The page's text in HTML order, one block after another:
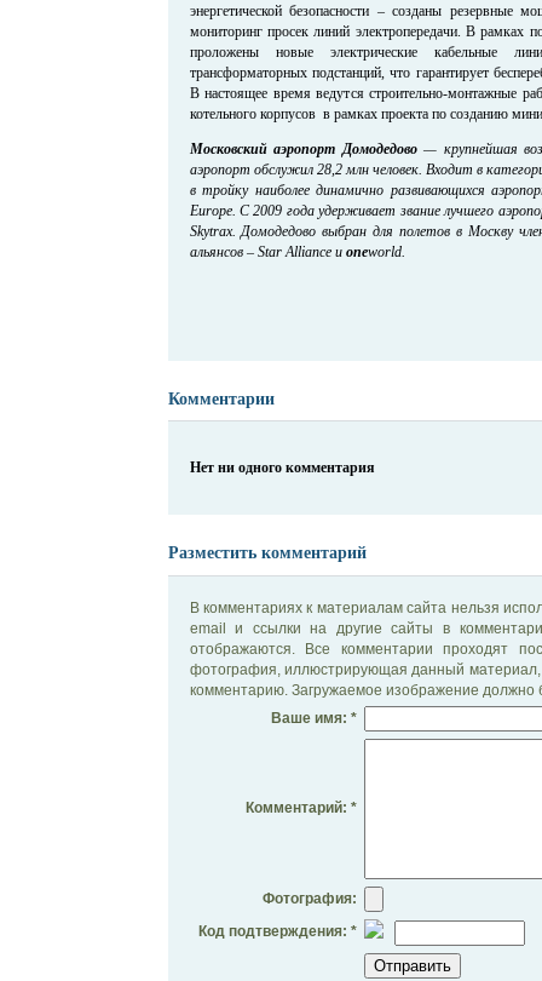
энергетической безопасности – созданы резервные
мониторинг просек линий электропередачи. В рамках
проложены новые электрические кабельные
трансформаторных подстанций, что гарантирует
В настоящее время ведутся строительно-монтажные
котельного корпусов в рамках проекта по созданию
Московский аэропорт Домодедово— крупнейшая
аэропорт обслужил 28,2 млн человек. Входит в
в тройку наиболее динамично развивающихся
Europe. С 2009 года удерживает звание лучшего
Skytrax. Домодедово выбран для полетов в Москву
альянсов – Star Alliance иoneworld.
Комментарии
Нет ни одного комментария
Разместить комментарий
В комментариях к материалам сайта нельзя
email и ссылки на другие сайты в
отображаются. Все комментарии проходят
фотография, иллюстрирующая данный материал,
комментарию. Загружаемое изображение должно
Ваше имя: *
Комментарий: *
Фотография:
Код подтверждения: *